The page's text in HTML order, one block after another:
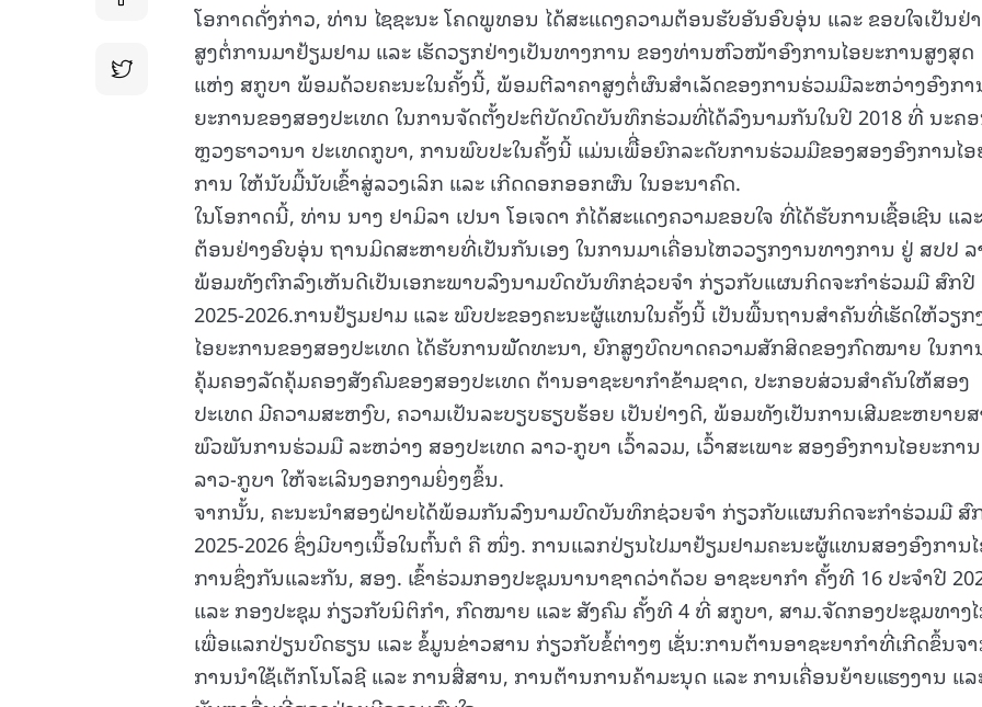
ໂອກາດດັ່ງກ່າວ, ທ່ານ ໄຊຊະນະ ໂຄດພູທອນ ໄດ້ສະແດງຄວາມຕ້ອນຮັບອັນອົບອຸ່ນ ແລະ ຂອບໃຈເປັນຢ່
ສູງຕໍ່ການມາຢ້ຽມຢາມ ແລະ ເຮັດວຽກຢ່າງເປັນທາງການ ຂອງທ່ານຫົວໜ້າອົງການໄອຍະການສູງສຸດ
ແຫ່ງ ສກູບາ ພ້ອມດ້ວຍຄະນະໃນຄັ້ງນີ້, ພ້ອມຕີລາຄາສູງຕໍ່ຜົນສໍາເລັດຂອງການຮ່ວມມືລະຫວ່າງອົງກາ
ຍະການຂອງສອງປະເທດ ໃນການຈັດຕັ້ງປະຕິບັດບົດບັນທຶກຮ່ວມທີ່ໄດ້ລົງນາມກັນໃນປີ 2018 ທີ່ ນະຄ
ຫຼວງຮາວານາ ປະເທດກູບາ, ການພົບປະໃນຄັ້ງນີ້ ແມ່ນເພືີ່ອຍົກລະດັບການຮ່ວມມືຂອງສອງອົງການໄອ
ການ ໃຫ້ນັບມື້ນັບເຂົ້າສູ່ລວງເລິກ ແລະ ເກີດດອກອອກຜົນ ໃນອະນາຄົດ.
ໃນໂອກາດນີ້, ທ່ານ ນາງ ຢາມິລາ ເປນາ ໂອເຈດາ ກໍໄດ້ສະແດງຄວາມຂອບໃຈ ທີ່ໄດ້ຮັບການເຊື້ອເຊີນ ແລ
ຕ້ອນຢ່າງອົບອຸ່ນ ຖານມິດສະຫາຍທີ່ເປັນກັນເອງ ໃນການມາເຄື່ອນໄຫວວຽກງານທາງການ ຢູ່ ສປປ ລ
ພ້ອມທັງຕົກລົງເຫັນດີເປັນເອກະພາບລົງນາມບົດບັນທຶກຊ່ວຍຈໍາ ກ່ຽວກັບແຜນກິດຈະກຳຮ່ວມມື ສົກປີ
2025-2026.ການຢ້ຽມຢາມ ແລະ ພົບປະຂອງຄະນະຜູ້ແທນໃນຄັ້ງນີ້ ເປັນພື້ນຖານສໍາຄັນທີ່ເຮັດໃຫ້ວຽກ
ໄອຍະການຂອງສອງປະເທດ ໄດ້ຮັບການພັັດທະນາ, ຍົກສູງບົດບາດຄວາມສັກສິດຂອງກົດໝາຍ ໃນກາ
ຄຸ້ມຄອງລັດຄຸ້ມຄອງສັງຄົມຂອງສອງປະເທດ ຕ້ານອາຊະຍາກຳຂ້າມຊາດ, ປະກອບສ່ວນສໍາຄັນໃຫ້ສອງ
ປະເທດ ມີຄວາມສະຫງົບ, ຄວາມເປັນລະບຽບຮຽບຮ້ອຍ ເປັນຢ່າງດີ, ພ້ອມທັງເປັນການເສີມຂະຫຍາຍ
ພົວພັນການຮ່ວມມື ລະຫວ່າງ ສອງປະເທດ ລາວ-ກູບາ ເວົ້າລວມ, ເວົ້າສະເພາະ ສອງອົງການໄອຍະການ
ລາວ-ກູບາ ໃຫ້ຈະເລີນງອກງາມຍິ່ງໆຂຶ້ນ.
ຈາກນັ້ນ, ຄະນະນໍາສອງຝ່າຍໄດ້ພ້ອມກັນລົງນາມບົດບັນທຶກຊ່ວຍຈໍາ ກ່ຽວກັບແຜນກິດຈະກຳຮ່ວມມື ສົ
2025-2026 ຊຶ່ງມີບາງເນື້ອໃນຕົ້ນຕໍ ຄື ໜຶ່ງ. ການແລກປ່ຽນໄປມາຢ້ຽມຢາມຄະນະຜູ້ແທນສອງອົງການ
ການຊຶ່ງກັນແລະກັນ, ສອງ. ເຂົ້າຮ່ວມກອງປະຊຸມນານາຊາດວ່າດ້ວຍ ອາຊະຍາກຳ ຄັ້ງທີ 16 ປະຈຳປີ
ແລະ ກອງປະຊຸມ ກ່ຽວກັບນິຕິກຳ, ກົດໝາຍ ແລະ ສັງຄົມ ຄັ້ງທີ 4 ທີ່ ສກູບາ, ສາມ.ຈັດກອງປະຊຸມທາງ
ເພື່ອແລກປ່ຽນບົດຮຽນ ແລະ ຂໍ້ມູນຂ່າວສານ ກ່ຽວກັບຂໍ້ຕ່າງໆ ເຊັ່ນ:ການຕ້ານອາຊະຍາກຳທີ່ເກີດຂຶ້ນຈ
ການນໍາໃຊ້ເຕັກໂນໂລຊີ ແລະ ການສື່ສານ, ການຕ້ານການຄ້າມະນຸດ ແລະ ການເຄື່ອນຍ້າຍແຮງງານ ແລ
15.040(07-08-